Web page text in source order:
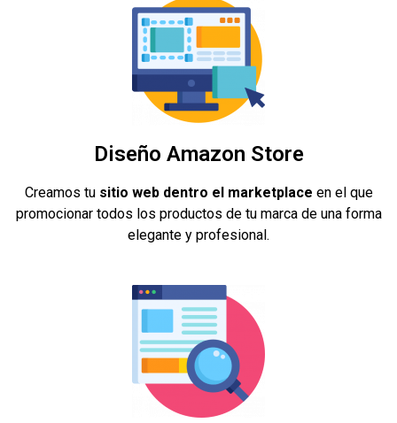
Diseño Amazon Store
Creamos tusitio web dentro el marketplace en el que
promocionar todos los productos de tu marca de una forma
elegante y profesional.